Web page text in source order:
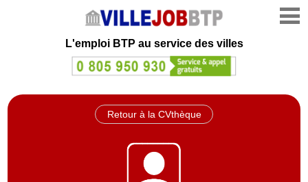
L'emploi BTP au service des villes
Retour à la CVthèque